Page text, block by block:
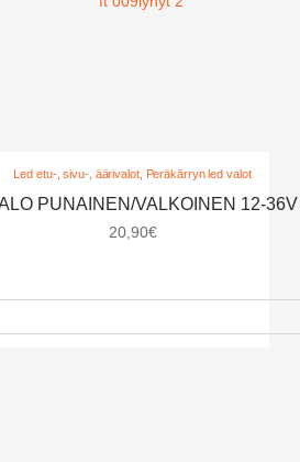
Led etu-, sivu-, äärivalot, Peräkärryn led valot
PUNAINEN/VALKOINEN 12-
20,90€